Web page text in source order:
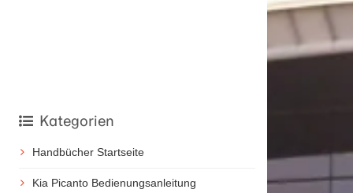
Kategorien
Handbücher Startseite
Kia Picanto Bedienungsanleitung